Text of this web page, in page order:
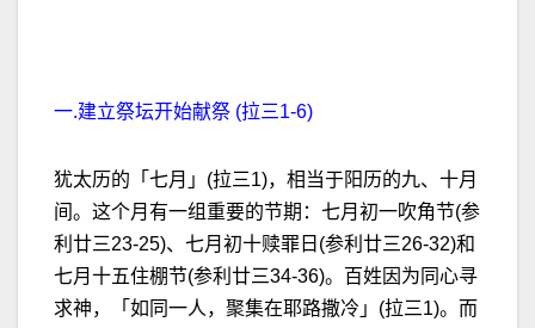
一.建立祭坛开始献祭 (拉三1-6)
犹太历的「七月」(拉三1)，相当于阳历的九、十月
间。这个月有一组重要的节期：七月初一吹角节(参
利廿三23-25)、七月初十赎罪日(参利廿三26-32)和
七月十五住棚节(参利廿三34-36)。百姓因为同心寻
求神，「如同一人，聚集在耶路撒冷」(拉三1)。而